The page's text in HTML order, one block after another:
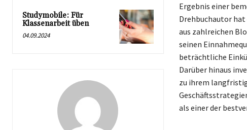
Studymobile: Für
Klassenarbeit üben
04.09.2024
Ergebnis einer
Drehbuchautor
aus zahlreichen
seinen
beträchtliche
Darüber hinaus
zu ihrem
als einer der